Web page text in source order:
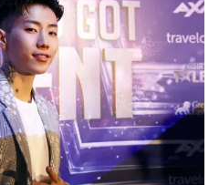
hình Việt Nam
báo điện tử số 483/GP-BTTTT